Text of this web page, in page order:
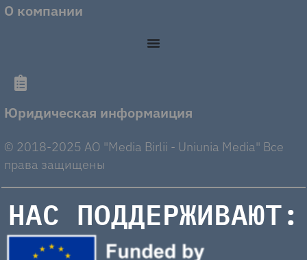
О компании
Юридическая информаиция
© 2018-2025 AO "Media Birlii - Uniunia Media" Все
права защищены
НАС ПОДДЕРЖИВАЮТ: